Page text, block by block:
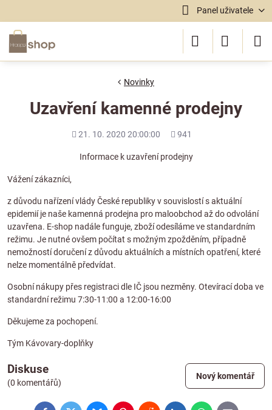
Panel uživatele
Novinky
Uzavření kamenné prodejny
Přidáno
21. 10. 2020 20:00:00
Počet
941
Informace k uzavření prodejny
Vážení zákazníci,
z důvodu nařízení vlády České republiky v souvislostí s aktuální
epidemií je naše kamenná prodejna pro maloobchod až do odvolání
uzavřena. E-shop nadále funguje, zboží odesíláme ve standardním
režimu. Je nutné ovšem počítat s možným zpožděním, případně
nemožností doručení z důvodu aktuálních a místních opatření, které
nelze momentálně předvídat.
Osobní nákupy přes registraci dle IČ jsou nezměny. Otevírací doba ve
standardní režimu 7:30-11:00 a 12:00-16:00
Děkujeme za pochopení.
Tým Kávovary-doplňky
Diskuse
(0 komentářů)
Nový komentář